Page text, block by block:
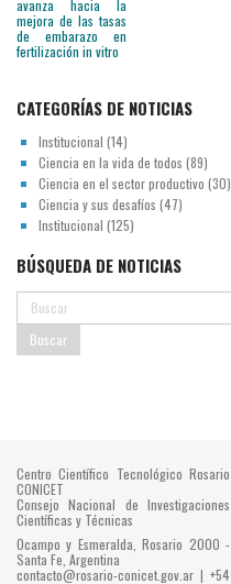
CATEGORÍAS DE NOTICIAS
Institucional (14)
Ciencia en la vida de todos (89)
Ciencia en el sector productivo (30)
Ciencia y sus desafíos (47)
Institucional (125)
BÚSQUEDA DE NOTICIAS
Centro Científico Tecnológico Rosario
CONICET
Consejo Nacional de Investigaciones
Científicas y Técnicas
Ocampo y Esmeralda, Rosario 2000 -
Santa Fe, Argentina
contacto@rosario-conicet.gov.ar | +54